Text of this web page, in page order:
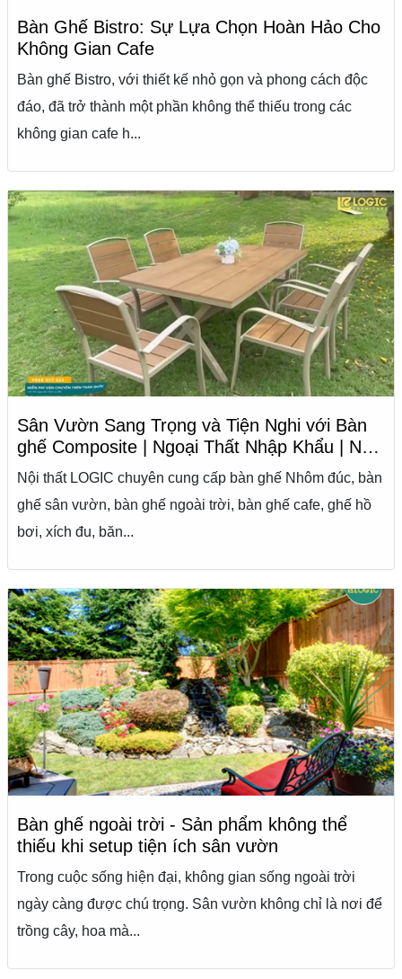
Bàn Ghế Bistro: Sự Lựa Chọn Hoàn Hảo Cho
Không Gian Cafe
Bàn ghế Bistro, với thiết kế nhỏ gọn và phong cách độc
đáo, đã trở thành một phần không thể thiếu trong các
không gian cafe h...
Sân Vườn Sang Trọng và Tiện Nghi với Bàn
ghế Composite | Ngoại Thất Nhập Khẩu | Nội
Thất Logic
Nội thất LOGIC chuyên cung cấp bàn ghế Nhôm đúc, bàn
ghế sân vườn, bàn ghế ngoài trời, bàn ghế cafe, ghế hồ
bơi, xích đu, băn...
Bàn ghế ngoài trời - Sản phẩm không thể
thiếu khi setup tiện ích sân vườn
Trong cuộc sống hiện đại, không gian sống ngoài trời
ngày càng được chú trọng. Sân vườn không chỉ là nơi để
trồng cây, hoa mà...